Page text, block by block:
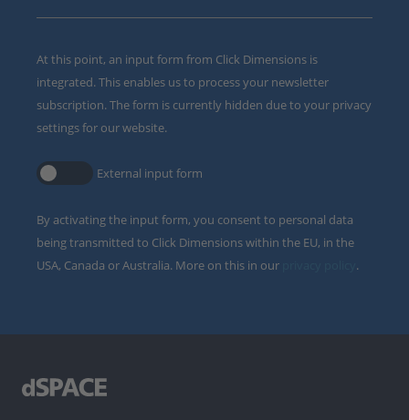
At this point, an input form from Click Dimensions is
integrated. This enables us to process your newsletter
subscription. The form is currently hidden due to your privacy
settings for our website.
External input form
By activating the input form, you consent to personal data
being transmitted to Click Dimensions within the EU, in the
USA, Canada or Australia. More on this in our
.